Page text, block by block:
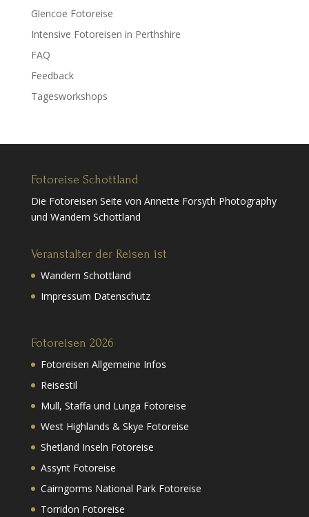
Glencoe Fotoreise
Intensive Fotoreisen in Perthshire
FAQ
Feedback
Tagesworkshops
Fotoreise Schottland
Die Fotoreisen Seite von Annette Forsyth Photography
und Wandern Schottland
Veranstalter der Reisen ist
Wandern Schottland
Impressum Datenschutz
Fotoreisen 2026
Fotoreisen Allgemeine Infos
Reisestil
Mull, Staffa und Lunga Fotoreise
West Highlands & Skye Fotoreise
Shetland Inseln Fotoreise
Assynt Fotoreise
Cairngorms National Park Fotoreise
Torridon Fotoreise